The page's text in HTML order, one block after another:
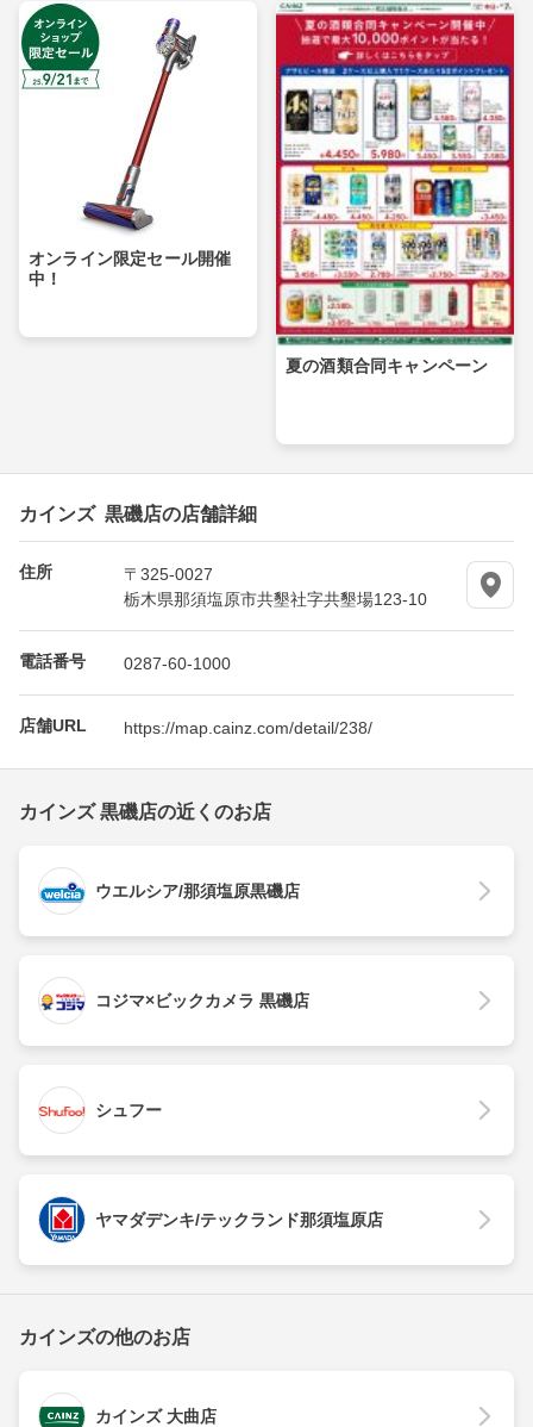
オンライン限定セール開催
中！
夏の酒類合同キャンペーン
カインズ 黒磯店の店舗詳細
住所
〒325-0027
栃木県那須塩原市共墾社字共墾場123-10
電話番号 0287-60-1000
店舗URL https://map.cainz.com/detail/238/
カインズ 黒磯店の近くのお店
ウエルシア/那須塩原黒磯店
コジマ×ビックカメラ 黒磯店
シュフー
ヤマダデンキ/テックランド那須塩原店
カインズの他のお店
カインズ 大曲店